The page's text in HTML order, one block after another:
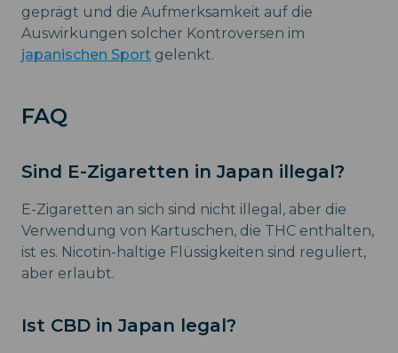
geprägt und die Aufmerksamkeit auf die
Auswirkungen solcher Kontroversen im
japanischen Sport gelenkt.
FAQ
Sind E-Zigaretten in Japan illegal?
E-Zigaretten an sich sind nicht illegal, aber die
Verwendung von Kartuschen, die THC enthalten,
ist es. Nicotin-haltige Flüssigkeiten sind reguliert,
aber erlaubt.
Ist CBD in Japan legal?